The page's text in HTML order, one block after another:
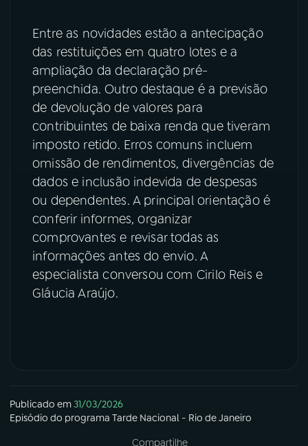
TikTok
Entre as novidades estão a antecipação
das restituições em quatro lotes e a
ampliação da declaração pré-
preenchida. Outro destaque é a previsão
de devolução de valores para
contribuintes de baixa renda que tiveram
imposto retido. Erros comuns incluem
omissão de rendimentos, divergências de
dados e inclusão indevida de despesas
ou dependentes. A principal orientação é
conferir informes, organizar
comprovantes e revisar todas as
informações antes do envio. A
especialista conversou com Cirilo Reis e
Gláucia Araújo.
Publicado em31/03/2026
Episódio do programa Tarde Nacional - Rio de Janeiro
Compartilhe